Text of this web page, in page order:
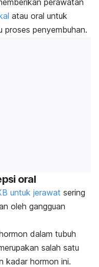
perawatan
atau oral untuk
proses penyembuhan.
oral
untuk jerawat sering
oleh gangguan
dalam tubuh
salah satu
kadar hormon ini.